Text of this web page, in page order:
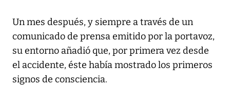
Un mes después, y siempre a través de un
comunicado de prensa emitido por la portavoz,
su entorno añadió que, por primera vez desde
el accidente, éste había mostrado los primeros
signos de consciencia.